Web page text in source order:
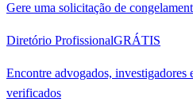
Gere uma solicitação de
Diretório ProfissionalGRÁTIS
Encontre advogados, investigadores
verificados